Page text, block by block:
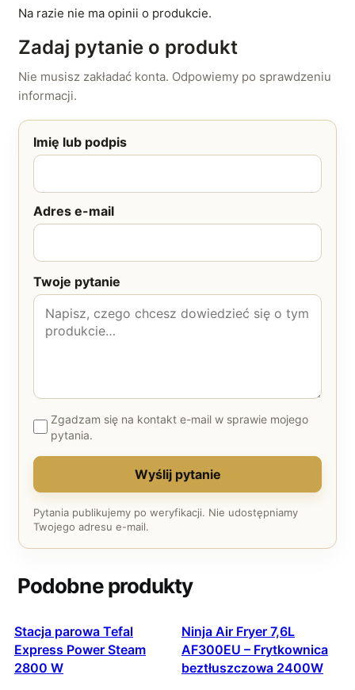
Na razie nie ma opinii o produkcie.
Zadaj pytanie o produkt
Nie musisz zakładać konta. Odpowiemy po sprawdzeniu
informacji.
Imię lub podpis
Adres e-mail
Twoje pytanie
Zgadzam się na kontakt e-mail w sprawie mojego
pytania.
Wyślij pytanie
Pytania publikujemy po weryfikacji. Nie udostępniamy
Twojego adresu e-mail.
Podobne produkty
Stacja parowa Tefal
Express Power Steam
2800 W
Ninja Air Fryer 7,6L
AF300EU – Frytkownica
beztłuszczowa 2400W